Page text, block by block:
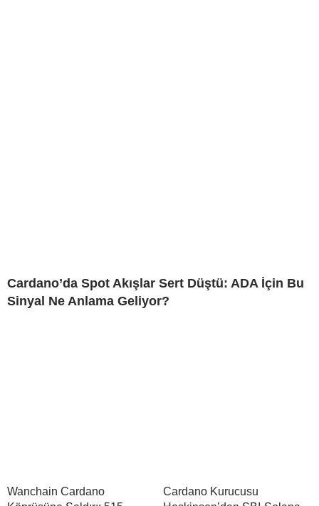
Cardano’da Spot Akışlar Sert Düştü: ADA İçin Bu
Sinyal Ne Anlama Geliyor?
Wanchain Cardano
Cardano Kurucusu